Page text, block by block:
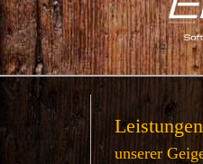
Leistungen
unserer